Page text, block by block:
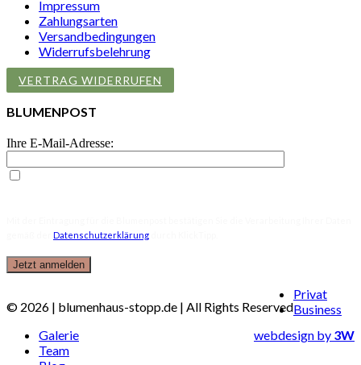
Impressum
Zahlungsarten
Versandbedingungen
Widerrufsbelehrung
VERTRAG WIDERRUFEN
BLUMENPOST
Ihre E-Mail-Adresse:
Datenschutzerklärung
© 2026 | blumenhaus-stopp.de | All Rights Reserved
webdesign by 3W
Close
Menu
Privat
Business
Galerie
Team